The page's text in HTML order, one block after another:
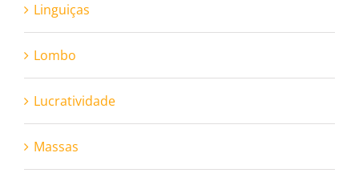
Linguiças
Lombo
Lucratividade
Massas